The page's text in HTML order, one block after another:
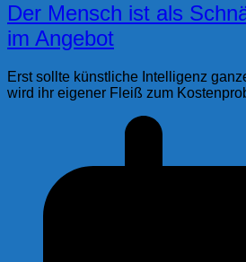
Der Mensch ist als
im Angebot
Erst sollte künstliche Intelligenz
wird ihr eigener Fleiß zum